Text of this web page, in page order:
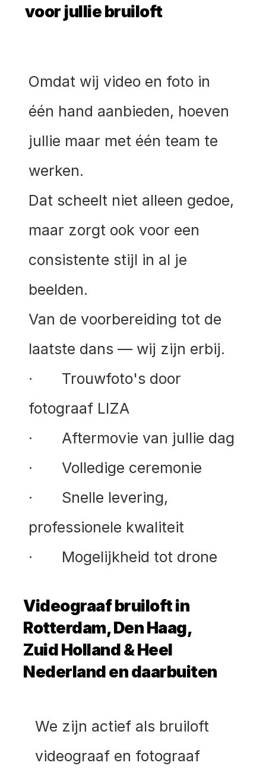
Omdat wij video en foto in
één hand aanbieden, hoeven
jullie maar met één team te
werken.
Dat scheelt niet alleen gedoe,
maar zorgt ook voor een
consistente stijl in al je
beelden.
Van de voorbereiding tot de
laatste dans — wij zijn erbij.
·       Trouwfoto's door
fotograaf LIZA
·       Aftermovie van jullie dag
·       Volledige ceremonie
·       Snelle levering,
professionele kwaliteit
·       Mogelijkheid tot drone
voor jullie bruiloft
Videograaf bruiloft in
Rotterdam, Den Haag,
Zuid Holland & Heel
Nederland en daarbuiten
We zijn actief als bruiloft
videograaf en fotograaf